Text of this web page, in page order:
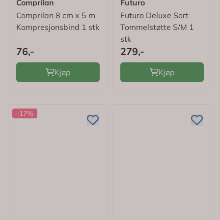
Comprilan
Comprilan 8 cm x 5 m
Kompresjonsbind 1 stk
76,-
Kjøp
Futuro
Futuro Deluxe Sort
Tommelstøtte S/M 1
stk
279,-
Kjøp
-17%